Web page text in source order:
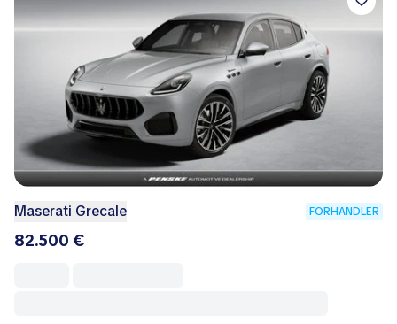
Maserati Grecale FORHANDLER
82.500 €